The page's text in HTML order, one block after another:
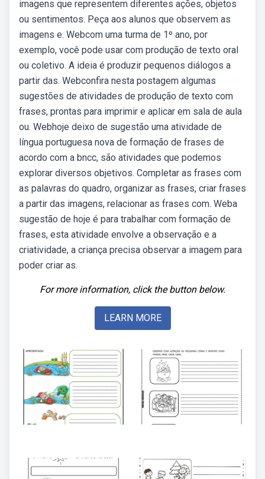
imagens que representem diferentes ações, objetos
ou sentimentos. Peça aos alunos que observem as
imagens e. Webcom uma turma de 1º ano, por
exemplo, você pode usar com produção de texto oral
ou coletivo. A ideia é produzir pequenos diálogos a
partir das. Webconfira nesta postagem algumas
sugestões de atividades de produção de texto com
frases, prontas para imprimir e aplicar em sala de aula
ou. Webhoje deixo de sugestão uma atividade de
língua portuguesa nova de formação de frases de
acordo com a bncc, são atividades que podemos
explorar diversos objetivos. Completar as frases com
as palavras do quadro, organizar as frases, criar frases
a partir das imagens, relacionar as frases com. Weba
sugestão de hoje é para trabalhar com formação de
frases, esta atividade envolve a observação e a
criatividade, a criança precisa observar a imagem para
poder criar as.
For more information, click the button below.
LEARN MORE